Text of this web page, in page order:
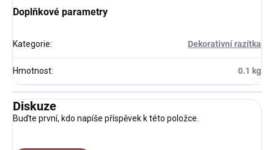
Doplňkové parametry
Kategorie: Dekorativní razítka
Hmotnost: 0.1 kg
Diskuze
Buďte první, kdo napíše příspěvek k této položce.